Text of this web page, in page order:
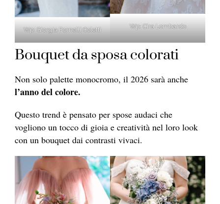
Wp: Giorgia Fornelli Coletti
Wp: Cira Lombardo
Bouquet da sposa colorati
Non solo palette monocromo, il 2026 sarà anche
l’anno del colore.
Questo trend è pensato per spose audaci che
vogliono un tocco di gioia e creatività nel loro look
con un bouquet dai contrasti vivaci.